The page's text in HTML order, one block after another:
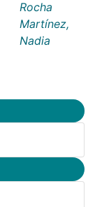
Rocha
Martínez,
Nadia